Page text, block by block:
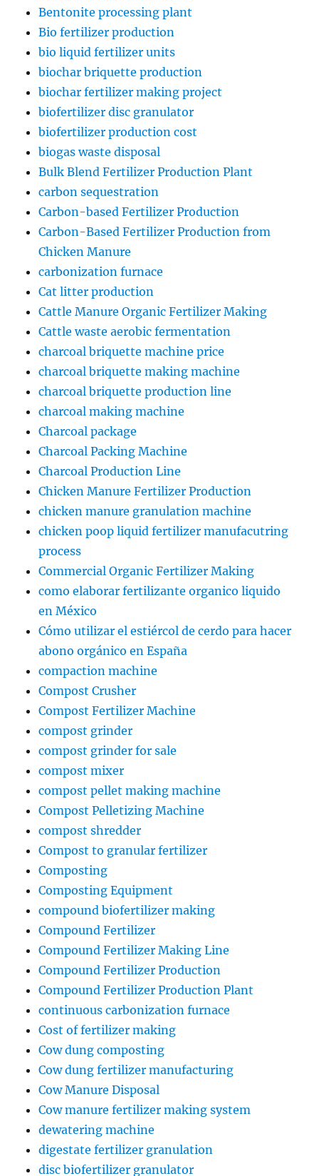
Bentonite processing plant
Bio fertilizer production
bio liquid fertilizer units
biochar briquette production
biochar fertilizer making project
biofertilizer disc granulator
biofertilizer production cost
biogas waste disposal
Bulk Blend Fertilizer Production Plant
carbon sequestration
Carbon-based Fertilizer Production
Carbon-Based Fertilizer Production from
Chicken Manure
carbonization furnace
Cat litter production
Cattle Manure Organic Fertilizer Making
Cattle waste aerobic fermentation
charcoal briquette machine price
charcoal briquette making machine
charcoal briquette production line
charcoal making machine
Charcoal package
Charcoal Packing Machine
Charcoal Production Line
Chicken Manure Fertilizer Production
chicken manure granulation machine
chicken poop liquid fertilizer manufacutring
process
Commercial Organic Fertilizer Making
como elaborar fertilizante organico liquido
en México
Cómo utilizar el estiércol de cerdo para hacer
abono orgánico en España
compaction machine
Compost Crusher
Compost Fertilizer Machine
compost grinder
compost grinder for sale
compost mixer
compost pellet making machine
Compost Pelletizing Machine
compost shredder
Compost to granular fertilizer
Composting
Composting Equipment
compound biofertilizer making
Compound Fertilizer
Compound Fertilizer Making Line
Compound Fertilizer Production
Compound Fertilizer Production Plant
continuous carbonization furnace
Cost of fertilizer making
Cow dung composting
Cow dung fertilizer manufacturing
Cow Manure Disposal
Cow manure fertilizer making system
dewatering machine
digestate fertilizer granulation
disc biofertilizer granulator